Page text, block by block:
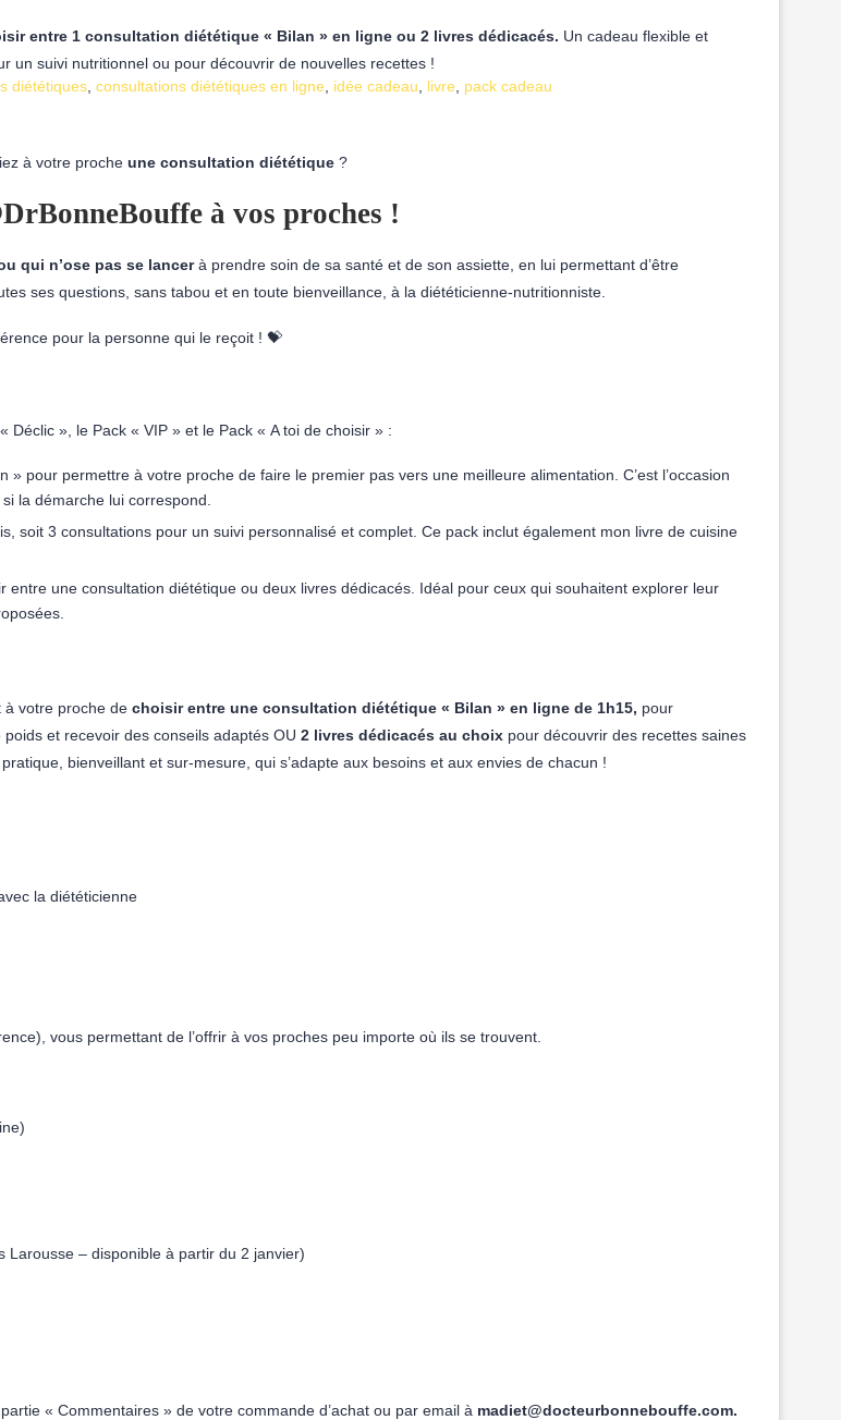
entre 1 consultation diététique « Bilan » en ligne ou 2 livres dédicacés. Un cadeau flexible et
un suivi nutritionnel ou pour découvrir de nouvelles recettes !
diététiques consultations diététiques en ligne idée cadeau livre
pack cadeau
à votre proche une consultation diététique ?
à vos proches !
qui n’ose pas se lancerà prendre soin de sa santé et de son assiette, en lui permettant d’être
ses questions, sans tabou et en toute bienveillance, à la diététicienne-nutritionniste.
pour la personne qui le reçoit ! 💝
», le Pack « VIP » et le Pack « A toi de choisir » :
pour permettre à votre proche de faire le premier pas vers une meilleure alimentation. C’est l’occasion
la démarche lui correspond.
soit 3 consultations pour un suivi personnalisé et complet. Ce pack inclut également mon livre de cuisine
entre une consultation diététique ou deux livres dédicacés. Idéal pour ceux qui souhaitent explorer leur
à votre proche de choisir entre une consultation diététique « Bilan » en ligne de 1h15, pour
et recevoir des conseils adaptés OU 2 livres dédicacés au choix pour découvrir des recettes saines
bienveillant et sur-mesure, qui s’adapte aux besoins et aux envies de chacun !
la diététicienne
vous permettant de l’offrir à vos proches peu importe où ils se trouvent.
– disponible à partir du 2 janvier)
« Commentaires » de votre commande d’achat ou par email à madiet@docteurbonnebouffe.com.